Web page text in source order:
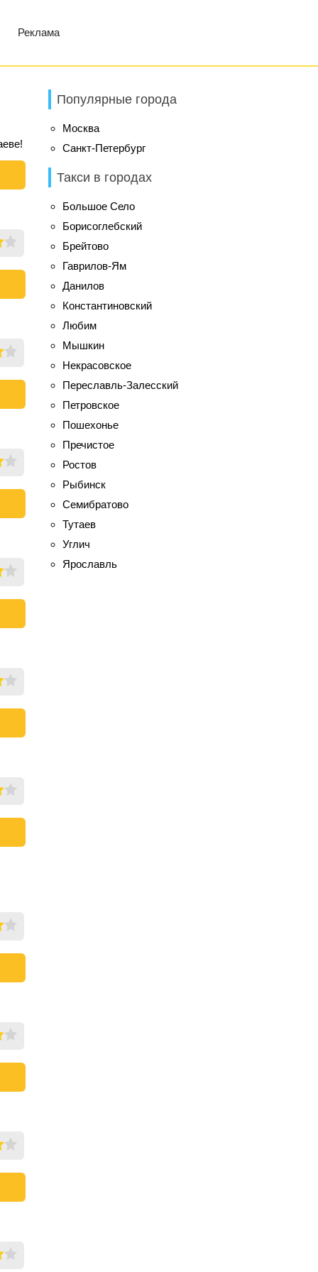
Реклама
Популярные города
Москва
Санкт-Петербург
Такси в городах
Большое Село
Борисоглебский
Брейтово
Гаврилов-Ям
Данилов
Константиновский
Любим
Мышкин
Некрасовское
Переславль-Залесский
Петровское
Пошехонье
Пречистое
Ростов
Рыбинск
Семибратово
Тутаев
Углич
Ярославль